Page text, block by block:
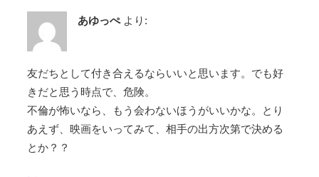
あゆっぺ より:
友だちとして付き合えるならいいと思います。でも好
きだと思う時点で、危険。
不倫が怖いなら、もう会わないほうがいいかな。とり
あえず、映画をいってみて、相手の出方次第で決める
とか？？